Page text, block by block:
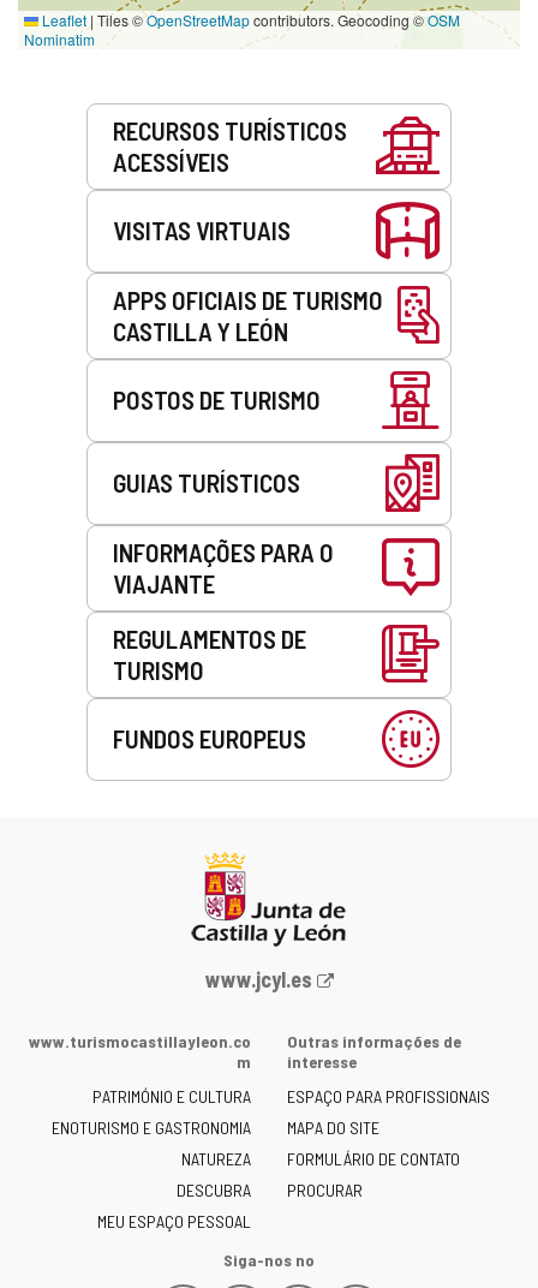
Leaflet |Tiles ©OpenStreetMapcontributors. Geocoding ©OSM
Nominatim
RECURSOS TURÍSTICOS
ACESSÍVEIS
VISITAS VIRTUAIS
APPS OFICIAIS DE TURISMO
CASTILLA Y LEÓN
POSTOS DE TURISMO
GUIAS TURÍSTICOS
INFORMAÇÕES PARA O
VIAJANTE
REGULAMENTOS DE
TURISMO
FUNDOS EUROPEUS
Portal
Junta
Castilla
y
León
-
www.jcyl.es
www.turismocastillayleon.co
m
PATRIMÓNIO E CULTURA
ENOTURISMO E GASTRONOMIA
NATUREZA
DESCUBRA
MEU ESPAÇO PESSOAL
Outras informações de
interesse
ESPAÇO PARA PROFISSIONAIS
MAPA DO SITE
FORMULÁRIO DE CONTATO
PROCURAR
Siga-nos no